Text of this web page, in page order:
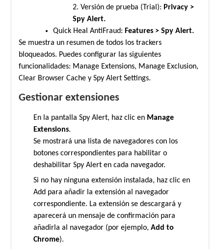
2. Versión de prueba (Trial): Privacy >
Spy Alert.
Quick Heal AntiFraud: Features > Spy Alert.
Se muestra un resumen de todos los trackers
bloqueados. Puedes configurar las siguientes
funcionalidades: Manage Extensions, Manage Exclusion,
Clear Browser Cache y Spy Alert Settings.
Gestionar extensiones
En la pantalla Spy Alert, haz clic en Manage
Extensions.
Se mostrará una lista de navegadores con los
botones correspondientes para habilitar o
deshabilitar Spy Alert en cada navegador.
Si no hay ninguna extensión instalada, haz clic en
Add para añadir la extensión al navegador
correspondiente. La extensión se descargará y
aparecerá un mensaje de confirmación para
añadirla al navegador (por ejemplo,Add to
Chrome).